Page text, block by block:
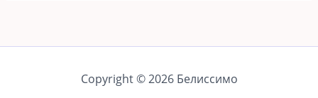
Copyright © 2026 Белиссимо